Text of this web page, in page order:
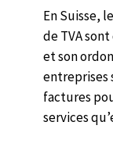
En Suisse,
de TVA
et son
entreprises
factures
services